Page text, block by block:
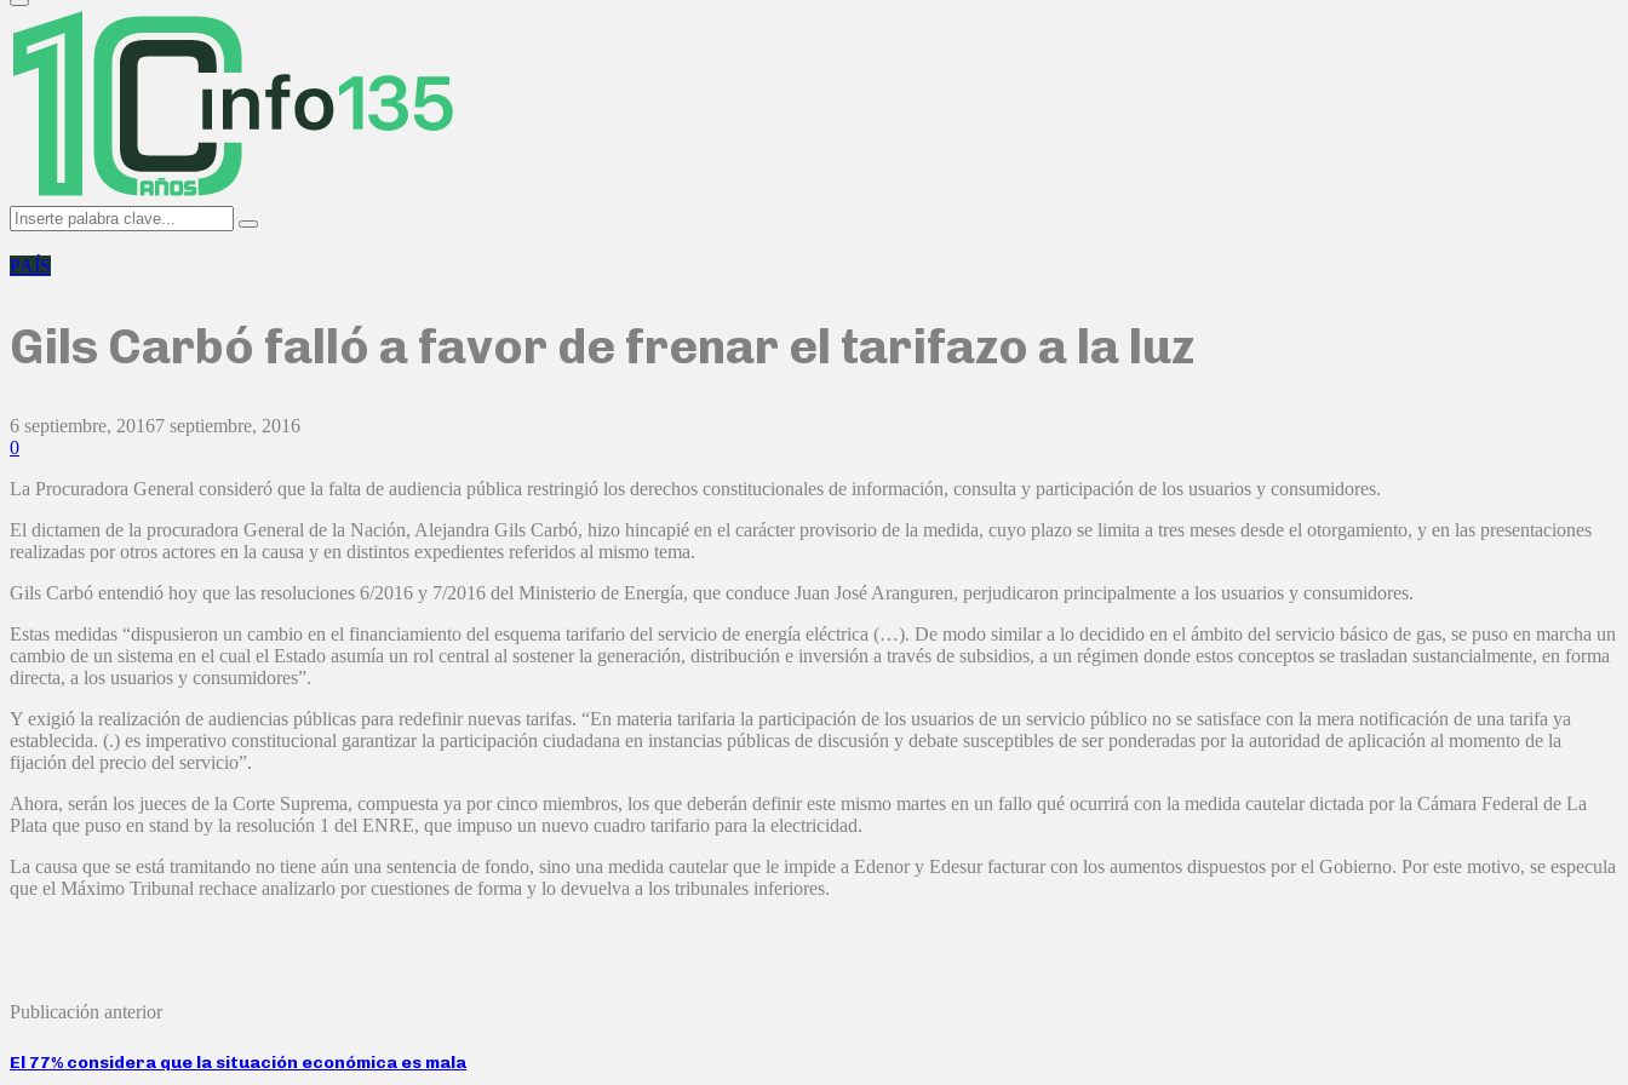
Primary
Menu
Search
for:
Search
PAÍS
Gils Carbó falló a favor de frenar el tarifazo a la luz
6 septiembre, 20167 septiembre, 2016
0
La Procuradora General consideró que la falta de audiencia pública restringió los derechos constitucionales de información, consulta y participación de los usuarios y consumidores.
El dictamen de la procuradora General de la Nación, Alejandra Gils Carbó, hizo hincapié en el carácter provisorio de la medida, cuyo plazo se limita a tres meses desde el otorgamiento, y en las presentaciones
realizadas por otros actores en la causa y en distintos expedientes referidos al mismo tema.
Gils Carbó entendió hoy que las resoluciones 6/2016 y 7/2016 del Ministerio de Energía, que conduce Juan José Aranguren, perjudicaron principalmente a los usuarios y consumidores.
Estas medidas “dispusieron un cambio en el financiamiento del esquema tarifario del servicio de energía eléctrica (…). De modo similar a lo decidido en el ámbito del servicio básico de gas, se puso en marcha un
cambio de un sistema en el cual el Estado asumía un rol central al sostener la generación, distribución e inversión a través de subsidios, a un régimen donde estos conceptos se trasladan sustancialmente, en forma
directa, a los usuarios y consumidores”.
Y exigió la realización de audiencias públicas para redefinir nuevas tarifas. “En materia tarifaria la participación de los usuarios de un servicio público no se satisface con la mera notificación de una tarifa ya
establecida. (.) es imperativo constitucional garantizar la participación ciudadana en instancias públicas de discusión y debate susceptibles de ser ponderadas por la autoridad de aplicación al momento de la
fijación del precio del servicio”.
Ahora, serán los jueces de la Corte Suprema, compuesta ya por cinco miembros, los que deberán definir este mismo martes en un fallo qué ocurrirá con la medida cautelar dictada por la Cámara Federal de La
Plata que puso en stand by la resolución 1 del ENRE, que impuso un nuevo cuadro tarifario para la electricidad.
La causa que se está tramitando no tiene aún una sentencia de fondo, sino una medida cautelar que le impide a Edenor y Edesur facturar con los aumentos dispuestos por el Gobierno. Por este motivo, se especula
que el Máximo Tribunal rechace analizarlo por cuestiones de forma y lo devuelva a los tribunales inferiores.
Publicación anterior
El 77% considera que la situación económica es mala